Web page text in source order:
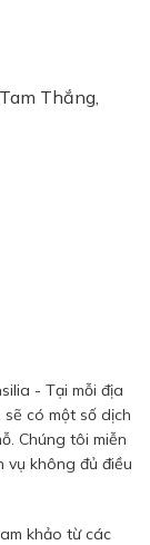
Thắng,
- Tại mỗi địa
có một số dịch
Chúng tôi miễn
vụ không đủ điều
khảo từ các